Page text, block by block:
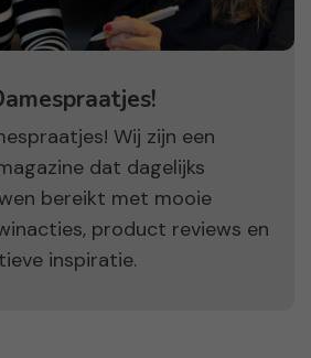
Wij zijn een
dat dagelijks
bereikt met mooie
product reviews en
inspiratie.